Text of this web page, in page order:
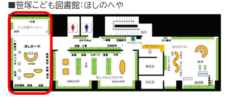
■笹塚こども図書館：ほしのへや